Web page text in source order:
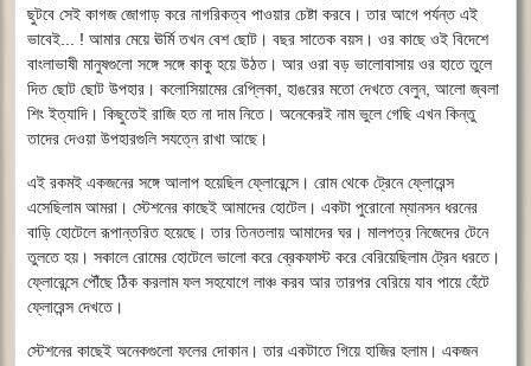
ছুটবে সেই কাগজ জোগাড় করে নাগরিকত্ব পাওয়ার চেষ্টা করবে। তার আগে পর্যন্ত এই
ভাবেই... ! আমার মেয়ে ঊর্মি তখন বেশ ছোট। বছর সাতেক বয়স। ওর কাছে ওই বিদেশে
বাংলাভাষী মানুষগুলো সঙ্গে সঙ্গে কাকু হয়ে উঠত। আর ওরা বড় ভালোবাসায় ওর হাতে তুলে
দিত ছোট ছোট উপহার। কলোসিয়ামের রেপ্লিকা, হাঙরের মতো দেখতে বেলুন, আলো জ্বলা
শিং ইত্যাদি। কিছুতেই রাজি হত না দাম নিতে। অনেকেরই নাম ভুলে গেছি এখন কিন্তু
তাদের দেওয়া উপহারগুলি সযত্নে রাখা আছে।
এই রকমই একজনের সঙ্গে আলাপ হয়েছিল ফ্লোরেন্সে। রোম থেকে ট্রেনে ফ্লোরেন্স
এসেছিলাম আমরা। স্টেশনের কাছেই আমাদের হোটেল। একটা পুরোনো ম্যানসন ধরনের
বাড়ি হোটেলে রূপান্তরিত হয়েছে। তার তিনতলায় আমাদের ঘর। মালপত্র নিজেদের টেনে
তুলতে হয়। সকালে রোমের হোটেলে ভালো করে ব্রেকফাস্ট করে বেরিয়েছিলাম ট্রেন ধরতে।
ফ্লোরেন্সে পৌঁছে ঠিক করলাম ফল সহযোগে লাঞ্চ করব আর তারপর বেরিয়ে যাব পায়ে হেঁটে
ফ্লোরেন্স দেখতে।
স্টেশনের কাছেই অনেকগুলো ফলের দোকান। তার একটাতে গিয়ে হাজির হলাম। একজন